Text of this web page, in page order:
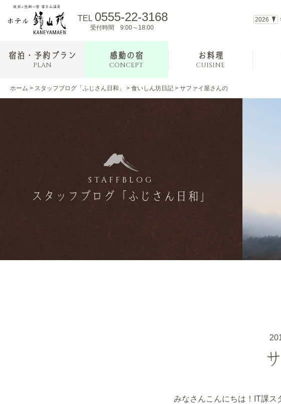
TEL 0555-22-3168
受付時間 9:00～18:00
宿泊・予約プラン
PLAN
感動の宿
CONCEPT
お料理
CUISINE
STAFFBLOG
スタッフブログ「ふじさん日和」
ホーム > スタッフブログ「ふじさん日和」 > 食いしん坊日記 > サファイ屋さんの
みなさんこんにちは！IT課ス